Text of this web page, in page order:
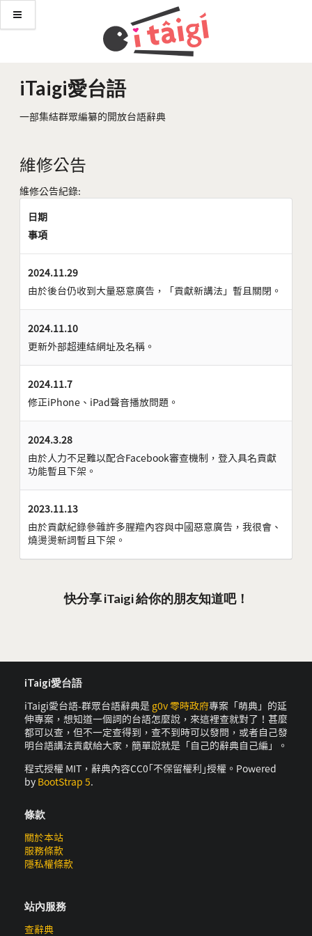
iTaigi愛台語
一部集結群眾編纂的開放台語辭典
維修公告
維修公告紀錄:
日期
事項
2024.11.29
由於後台仍收到大量惡意廣告，「貢獻新講法」暫且關閉。
2024.11.10
更新外部超連結網址及名稱。
2024.11.7
修正iPhone、iPad聲音播放問題。
2024.3.28
由於人力不足難以配合Facebook審查機制，登入具名貢獻
功能暫且下架。
2023.11.13
由於貢獻紀錄參雜許多腥羶內容與中國惡意廣告，我很會、
燒燙燙新詞暫且下架。
快分享 iTaigi 給你的朋友知道吧！
iTaigi愛台語
iTaigi愛台語-群眾台語辭典是 g0v 零時政府專案「萌典」的延
伸專案，想知道一個詞的台語怎麼說，來這裡查就對了！甚麼
都可以查，但不一定查得到，查不到時可以發問，或者自己發
明台語講法貢獻給大家，簡單說就是「自己的辭典自己編」。
程式授權 MIT，辭典內容CC0｢不保留權利｣授權。Powered
by BootStrap 5.
條款
關於本站
服務條款
隱私權條款
站內服務
查辭典